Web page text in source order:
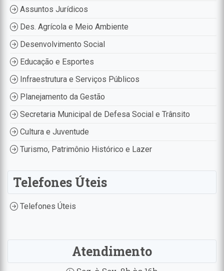
Assuntos Jurídicos
Des. Agrícola e Meio Ambiente
Desenvolvimento Social
Educação e Esportes
Infraestrutura e Serviços Públicos
Planejamento da Gestão
Secretaria Municipal de Defesa Social e Trânsito
Cultura e Juventude
Turismo, Patrimônio Histórico e Lazer
Telefones Úteis
Telefones Úteis
Atendimento